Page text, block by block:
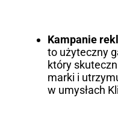
Kampanie
to użyteczny
który
marki i
w umysłach